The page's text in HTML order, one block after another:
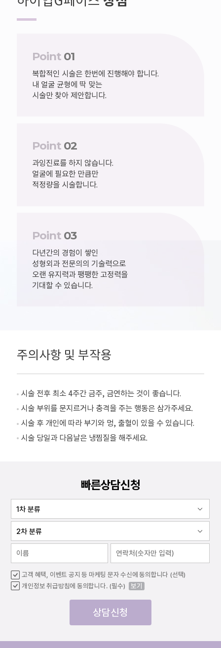
Point 01
복합적인 시술은 한번에 진행해야 합니다.
내 얼굴 균형에 딱 맞는
시술만 찾아 제안합니다.
Point 02
과잉진료를 하지 않습니다.
얼굴에 필요한 만큼만
적정량을 시술합니다.
Point 03
다년간의 경험이 쌓인
성형외과 전문의의 기술력으로
오랜 유지력과 팽팽한 고정력을
기대할 수 있습니다.
주의사항 및 부작용
시술 전후 최소 4주간 금주, 금연하는 것이 좋습니다.
시술 부위를 문지르거나 충격을 주는 행동은 삼가주세요.
시술 후 개인에 따라 부기와 멍, 출혈이 있을 수 있습니다.
시술 당일과 다음날은 냉찜질을 해주세요.
빠른상담신청
고객 혜택, 이벤트 공지 등 마케팅 문자 수신에 동의합니다 (선택)
개인정보 취급방침에 동의합니다. (필수)
보기
상담신청